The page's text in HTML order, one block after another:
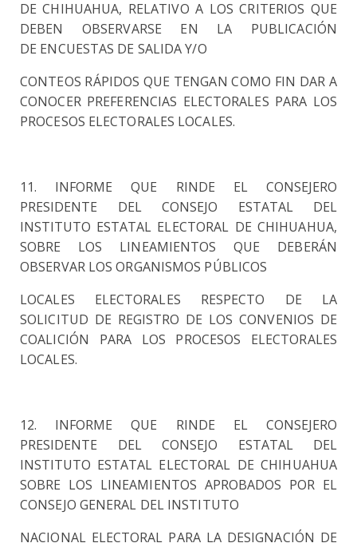
DECHIHUAHUA, RELATIVO A LOS CRITERIOS QUE
DEBEN OBSERVARSE EN LA PUBLICACIÓN
DE ENCUESTAS DE SALIDA Y/O
CONTEOS RÁPIDOS QUE TENGAN COMO FIN DAR A
CONOCER PREFERENCIAS ELECTORALES PARA LOS
PROCESOS ELECTORALES LOCALES.
11. INFORME QUE RINDE EL CONSEJERO
PRESIDENTE DEL CONSEJO ESTATAL DEL
INSTITUTO ESTATAL ELECTORAL DE CHIHUAHUA,
SOBRE LOS LINEAMIENTOS QUE DEBERÁN
OBSERVAR LOS ORGANISMOS PÚBLICOS
LOCALES ELECTORALES RESPECTO DE LA
SOLICITUD DE REGISTRO DE LOS CONVENIOS DE
COALICIÓN PARA LOS PROCESOS ELECTORALES
LOCALES.
12. INFORME QUE RINDE EL CONSEJERO
PRESIDENTE DEL CONSEJO ESTATAL DEL
INSTITUTO ESTATAL ELECTORAL DE CHIHUAHUA
SOBRE LOS LINEAMIENTOS APROBADOS POR EL
CONSEJO GENERAL DEL INSTITUTO
NACIONAL ELECTORAL PARA LA DESIGNACIÓN DE